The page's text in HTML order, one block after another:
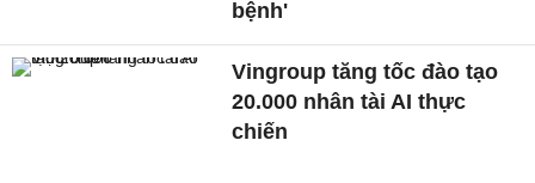
bệnh'
Vingroup tăng tốc đào tạo
20.000 nhân tài AI thực
chiến